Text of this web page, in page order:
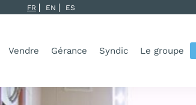
FR EN ES
Vendre Gérance Syndic Le groupe